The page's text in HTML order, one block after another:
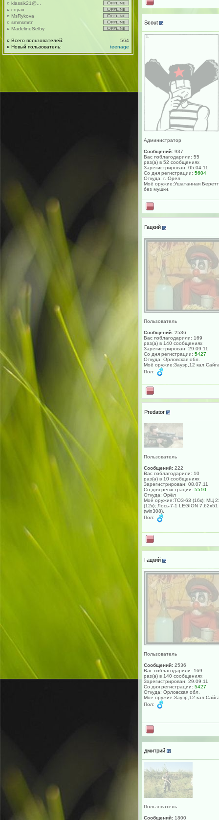
¤ klassik21@...
¤ coyax
¤ MsRykova
¤ smmsmrtn
¤ MadelineSelby
¤ Всего пользователей:
564
¤ Новый пользователь: teenage
Scout
Администратор
Сообщений: 937
Вас поблагодарили: 55
раз(а) в 52 сообщениях
Зарегистрирован: 05.04.11
Со дня регистрации: 5604
Откуда: г. Орел
Моё оружие:Ушатанная
без мушки.
Гацкий
Пользователь
Сообщений: 2536
Вас поблагодарили: 169
раз(а) в 140 сообщениях
Зарегистрирован: 29.09.11
Со дня регистрации: 5427
Откуда: Орловская обл.
Моё оружие:Зауэр,12
Пол:
Predator
Пользователь
Сообщений: 222
Вас поблагодарили: 10
раз(а) в 10 сообщениях
Зарегистрирован: 08.07.11
Со дня регистрации: 5510
Откуда: Орёл
Моё оружие:ТОЗ-63 (16к); МЦ
(12к); Лось-7-1 LEGION 7,62х51
(win308).
Пол:
Гацкий
Пользователь
Сообщений: 2536
Вас поблагодарили: 169
раз(а) в 140 сообщениях
Зарегистрирован: 29.09.11
Со дня регистрации: 5427
Откуда: Орловская обл.
Моё оружие:Зауэр,12
Пол:
дмитрий
Пользователь
Сообщений: 1800